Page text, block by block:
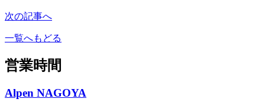
次の記事へ
一覧へもどる
営業時間
Alpen NAGOYA